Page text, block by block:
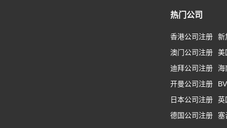
热门公司
香港公司注册
新
澳门公司注册
美
迪拜公司注册
海
开曼公司注册
日本公司注册
英
德国公司注册
塞